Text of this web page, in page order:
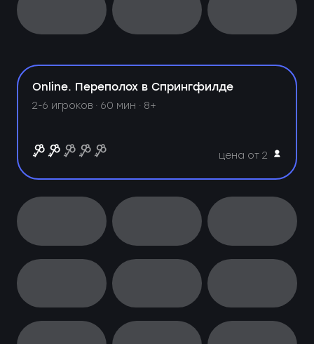
Online. Переполох в Спрингфилде
2-6 игроков · 60 мин · 8+
цена от 2